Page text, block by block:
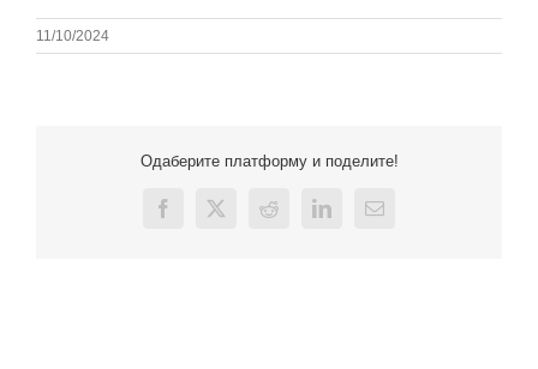
11/10/2024
Одаберите платформу и поделите!
Facebook
X Reddit LinkedInEmail